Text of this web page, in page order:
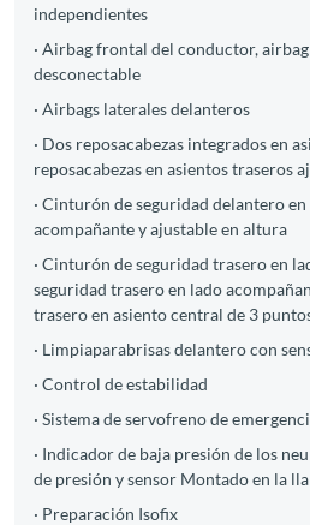
independientes
· Airbag frontal del conductor,
desconectable
· Airbags laterales delanteros
· Dos reposacabezas integrados en
reposacabezas en asientos traseros
· Cinturón de seguridad delantero
acompañante y ajustable en altura
· Cinturón de seguridad trasero en
seguridad trasero en lado
trasero en asiento central de 3
· Limpiaparabrisas delantero con
· Control de estabilidad
· Sistema de servofreno de
· Indicador de baja presión de los
de presión y sensor Montado en la
· Preparación Isofix